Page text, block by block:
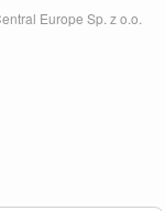
Europe Sp. z o.o.